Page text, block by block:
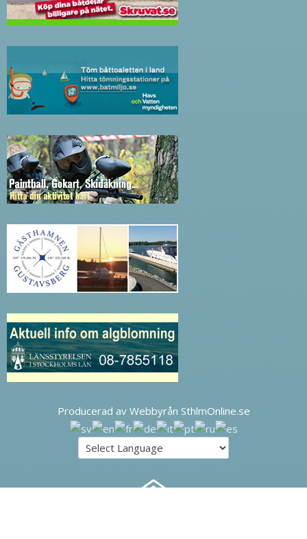
Producerad av Webbyrån SthlmOnline.se